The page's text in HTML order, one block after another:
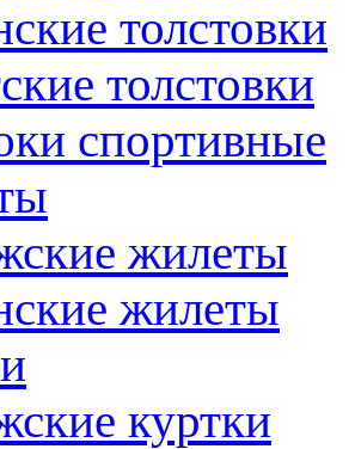
толстовки
толстовки
спортивные
жилеты
жилеты
куртки